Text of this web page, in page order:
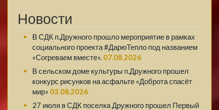
Новости
В СДК п.Дружного прошло мероприятие в рамках
социального проекта #ДарюТепло под названием
«Согреваем вместе». 07.08.2026
В сельском доме культуры п.Дружного прошел
конкурс рисунков на асфальте «Доброта спасёт
мир» 03.08.2026
27 июля в СДК поселка Дружного прошел Первый